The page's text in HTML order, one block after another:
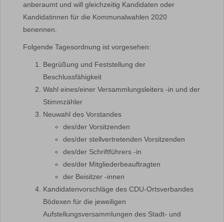
anberaumt und will gleichzeitig Kandidaten oder
Kandidatinnen für die Kommunalwahlen 2020
benennen.
Folgende Tagesordnung ist vorgesehen:
Begrüßung und Feststellung der
Beschlussfähigkeit
Wahl eines/einer Versammlungsleiters -in und der
Stimmzähler
Neuwahl des Vorstandes
des/der Vorsitzenden
des/der stellvertretenden Vorsitzenden
des/der Schriftführers -in
des/der Mitgliederbeauftragten
der Beisitzer -innen
Kandidatenvorschläge des CDU-Ortsverbandes
Bödexen für die jeweiligen
Aufstellungsversammlungen des Stadt- und